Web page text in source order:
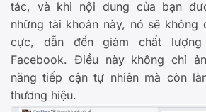
tác, và khi nội dung của bạn
những tài khoản này, nó sẽ không
cực, dẫn đến giảm chất
Facebook. Điều này không chỉ
năng tiếp cận tự nhiên mà còn
thương hiệu.